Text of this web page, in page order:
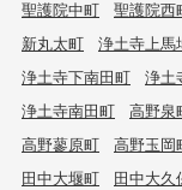
聖護院中町 聖護院西
新丸太町
浄土寺上馬
浄土寺下南田町
浄土
浄土寺南田町
高野泉
高野蓼原町
高野玉岡
田中大堰町
田中大久